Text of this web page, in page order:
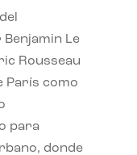
Le
Rousseau
París como
para
donde